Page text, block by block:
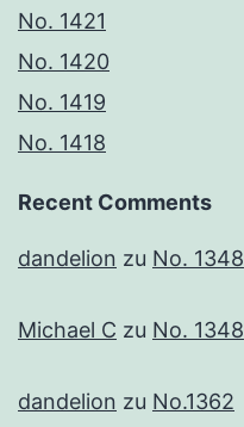
No. 1421
No. 1420
No. 1419
No. 1418
Recent Comments
dandelion zu No. 1348
Michael C zu No. 1348
dandelion zu No.1362